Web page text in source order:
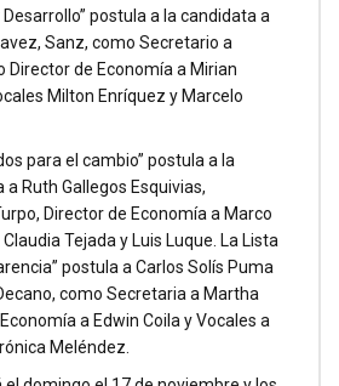
Desarrollo” postula a la candidata a
Sanz, como Secretario a
Director de Economía a Mirian
Milton Enríquez y Marcelo
para el cambio” postula a la
Ruth Gallegos Esquivias,
Director de Economía a Marco
Tejada y Luis Luque. La Lista
postula a Carlos Solís Puma
como Secretaria a Martha
a Edwin Coila y Vocales a
Meléndez.